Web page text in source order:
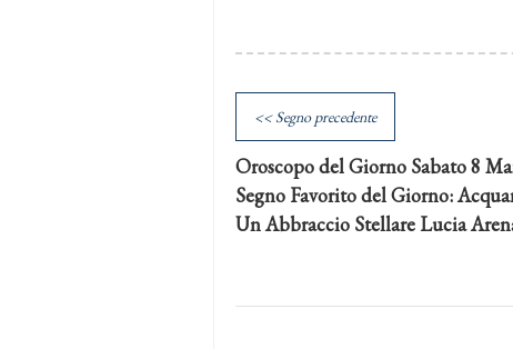
<< Segno precedente
Oroscopo del Giorno Sabato 8
Segno Favorito del Giorno:
Un Abbraccio Stellare Lucia